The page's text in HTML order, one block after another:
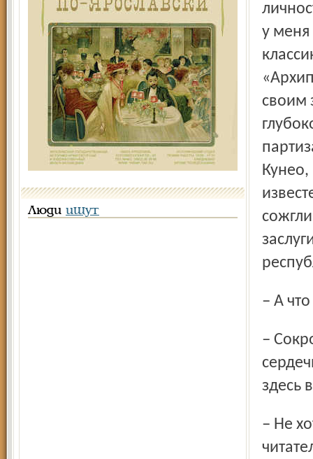
Люди ищут
у
своим
Кунео,
– А
– Сокровища музеев, иконы, архитектура. А главное –
здесь
– Не хотите ли что-нибудь передать на прощание нашим